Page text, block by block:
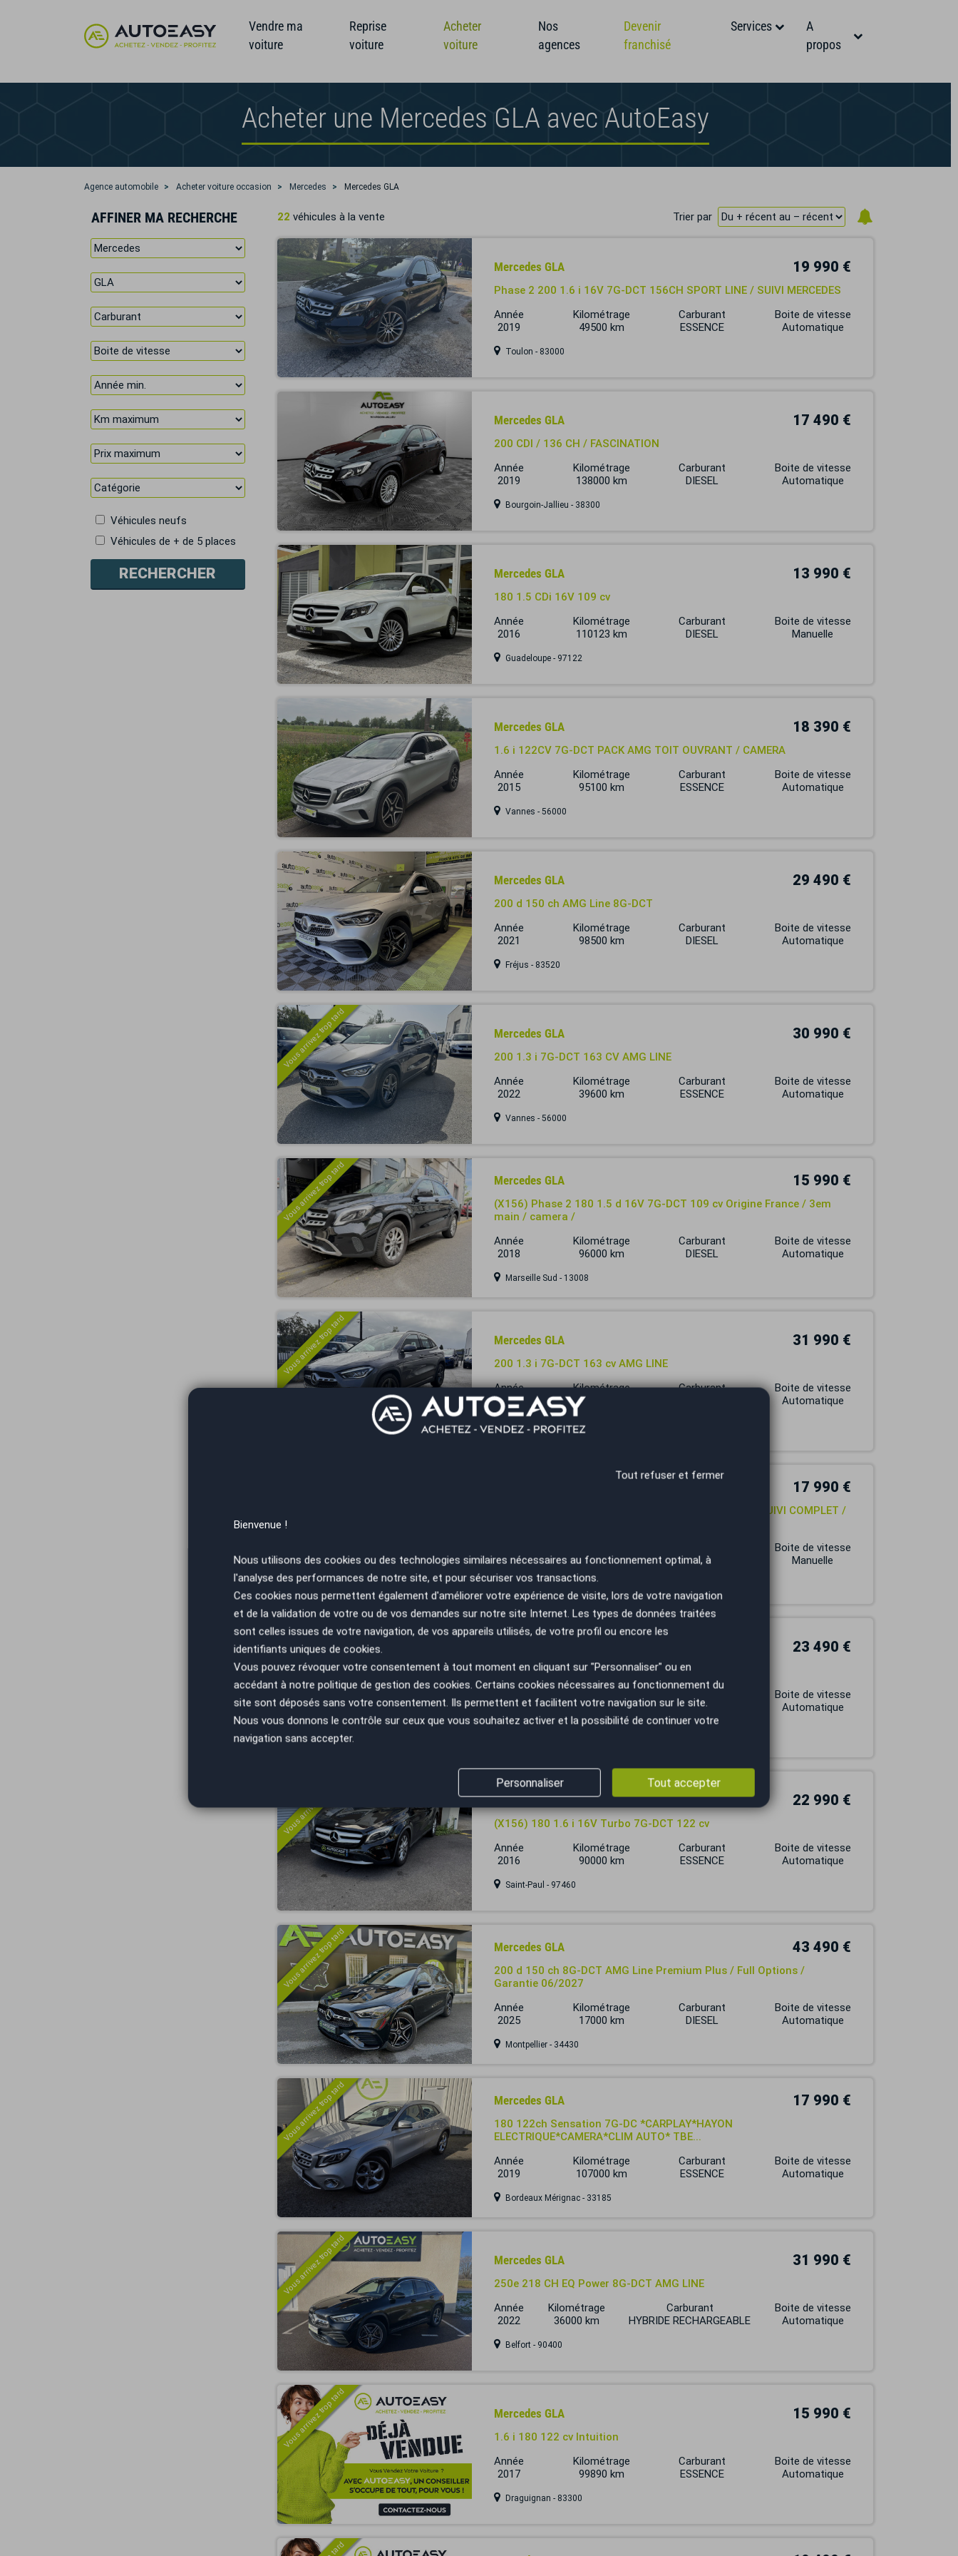
Vendre ma
voiture
Reprise
voiture
Acheter
voiture
Nos
agences
Devenir
franchisé
Services
A
propos
Acheter une Mercedes GLA avec AutoEasy
Agence automobile Acheter voiture occasion Mercedes Mercedes GLA
AFFINER MA RECHERCHE
Véhicules neufs
Véhicules de + de 5 places
22 véhicules à la vente Trier par
Mercedes GLA 19 990 €
Phase 2 200 1.6 i 16V 7G-DCT 156CH SPORT LINE / SUIVI MERCEDES
Année
2019
Kilométrage
49500 km
Carburant
ESSENCE
Boite de vitesse
Automatique
Toulon - 83000
Mercedes GLA 17 490 €
200 CDI / 136 CH / FASCINATION
Année
2019
Kilométrage
138000 km
Carburant
DIESEL
Boite de vitesse
Automatique
Bourgoin-Jallieu - 38300
Mercedes GLA 13 990 €
180 1.5 CDi 16V 109 cv
Année
2016
Kilométrage
110123 km
Carburant
DIESEL
Boite de vitesse
Manuelle
Guadeloupe - 97122
Mercedes GLA 18 390 €
1.6 i 122CV 7G-DCT PACK AMG TOIT OUVRANT / CAMERA
Année
2015
Kilométrage
95100 km
Carburant
ESSENCE
Boite de vitesse
Automatique
Vannes - 56000
Mercedes GLA 29 490 €
200 d 150 ch AMG Line 8G-DCT
Année
2021
Kilométrage
98500 km
Carburant
DIESEL
Boite de vitesse
Automatique
Fréjus - 83520
Vous arrivez trop tard Mercedes GLA 30 990 €
200 1.3 i 7G-DCT 163 CV AMG LINE
Année
2022
Kilométrage
39600 km
Carburant
ESSENCE
Boite de vitesse
Automatique
Vannes - 56000
Vous arrivez trop tard Mercedes GLA 15 990 €
(X156) Phase 2 180 1.5 d 16V 7G-DCT 109 cv Origine France / 3em
main / camera /
Année
2018
Kilométrage
96000 km
Carburant
DIESEL
Boite de vitesse
Automatique
Marseille Sud - 13008
Vous arrivez trop tard Mercedes GLA 31 990 €
200 1.3 i 7G-DCT 163 cv AMG LINE
Année
2022
Kilométrage
39600 km
Carburant
Boite de vitesse
Automatique
Vannes - 56000
17 990 €
180 SENSATION / CUIR COMPLET/ 69000 KMS AVEC SUIVI COMPLET /
2015
69000 km
ESSENCE
Boite de vitesse
Manuelle
Marignane - 13700
Vous arrivez trop tard 23 490 €
220D 177ch PACK AMG 7G-TRONIC
2017
89990 km
DIESEL
Boite de vitesse
Automatique
Vous arrivez trop tard Mercedes GLA 22 990 €
(X156) 180 1.6 i 16V Turbo 7G-DCT 122 cv
Année
2016
Kilométrage
90000 km
Carburant
ESSENCE
Boite de vitesse
Automatique
Saint-Paul - 97460
Vous arrivez trop tard Mercedes GLA 43 490 €
200 d 150 ch 8G-DCT AMG Line Premium Plus / Full Options /
Garantie 06/2027
Année
2025
Kilométrage
17000 km
Carburant
DIESEL
Boite de vitesse
Automatique
Montpellier - 34430
Vous arrivez trop tard Mercedes GLA 17 990 €
180 122ch Sensation 7G-DC *CARPLAY*HAYON
ELECTRIQUE*CAMERA*CLIM AUTO* TBE...
Année
2019
Kilométrage
107000 km
Carburant
ESSENCE
Boite de vitesse
Automatique
Bordeaux Mérignac - 33185
Vous arrivez trop tard Mercedes GLA 31 990 €
250e 218 CH EQ Power 8G-DCT AMG LINE
Année
2022
Kilométrage
36000 km
Carburant
HYBRIDE RECHARGEABLE
Boite de vitesse
Automatique
Belfort - 90400
Vous arrivez trop tard Mercedes GLA 15 990 €
1.6 i 180 122 cv Intuition
Année
2017
Kilométrage
99890 km
Carburant
ESSENCE
Boite de vitesse
Automatique
Draguignan - 83300
Tout refuser et fermer
Bienvenue !
Nous utilisons des cookies ou des technologies similaires nécessaires au fonctionnement optimal, à
l'analyse des performances de notre site, et pour sécuriser vos transactions.
Ces cookies nous permettent également d'améliorer votre expérience de visite, lors de votre navigation
et de la validation de votre ou de vos demandes sur notre site Internet. Les types de données traitées
sont celles issues de votre navigation, de vos appareils utilisés, de votre profil ou encore les
identifiants uniques de cookies.
Vous pouvez révoquer votre consentement à tout moment en cliquant sur "Personnaliser" ou en
accédant à notre politique de gestion des cookies. Certains cookies nécessaires au fonctionnement du
site sont déposés sans votre consentement. Ils permettent et facilitent votre navigation sur le site.
Nous vous donnons le contrôle sur ceux que vous souhaitez activer et la possibilité de continuer votre
navigation sans accepter.
Tout accepter
Personnaliser